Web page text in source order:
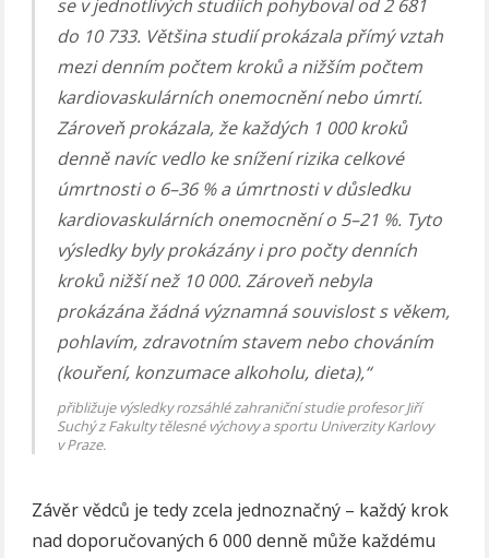
se v jednotlivých studiích pohyboval od 2 681
do 10 733. Většina studií prokázala přímý vztah
mezi denním počtem kroků a nižším počtem
kardiovaskulárních onemocnění nebo úmrtí.
Zároveň prokázala, že každých 1 000 kroků
denně navíc vedlo ke snížení rizika celkové
úmrtnosti o 6–36 % a úmrtnosti v důsledku
kardiovaskulárních onemocnění o 5–21 %. Tyto
výsledky byly prokázány i pro počty denních
kroků nižší než 10 000. Zároveň nebyla
prokázána žádná významná souvislost s věkem,
pohlavím, zdravotním stavem nebo chováním
(kouření, konzumace alkoholu, dieta),“
přibližuje výsledky rozsáhlé zahraniční studie profesor Jiří
Suchý z Fakulty tělesné výchovy a sportu Univerzity Karlovy
v Praze.
Závěr vědců je tedy zcela jednoznačný – každý krok
nad doporučovaných 6 000 denně může každému